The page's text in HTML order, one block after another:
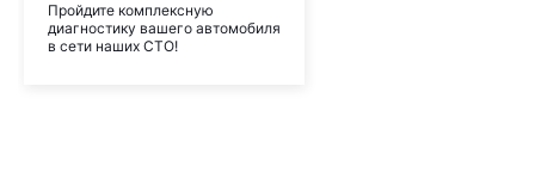
Пройдите комплексную
диагностику вашего автомобиля
в сети наших СТО!